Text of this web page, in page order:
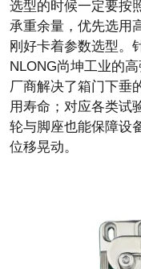
选型的时候一定要按
承重余量，优先选用
刚好卡着参数选型。
NLONG尚坤工业的
厂商解决了箱门下垂
用寿命；对应各类试
轮与脚座也能保障设
位移晃动。